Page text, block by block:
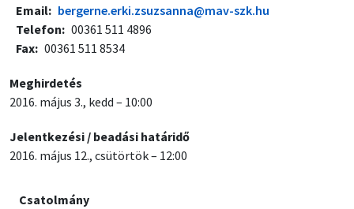
Email
bergerne.erki.zsuzsanna@mav-szk.hu
Telefon
00361 511 4896
Fax 00361 511 8534
Meghirdetés
2016. május 3., kedd – 10:00
Jelentkezési / beadási határidő
2016. május 12., csütörtök – 12:00
Csatolmány